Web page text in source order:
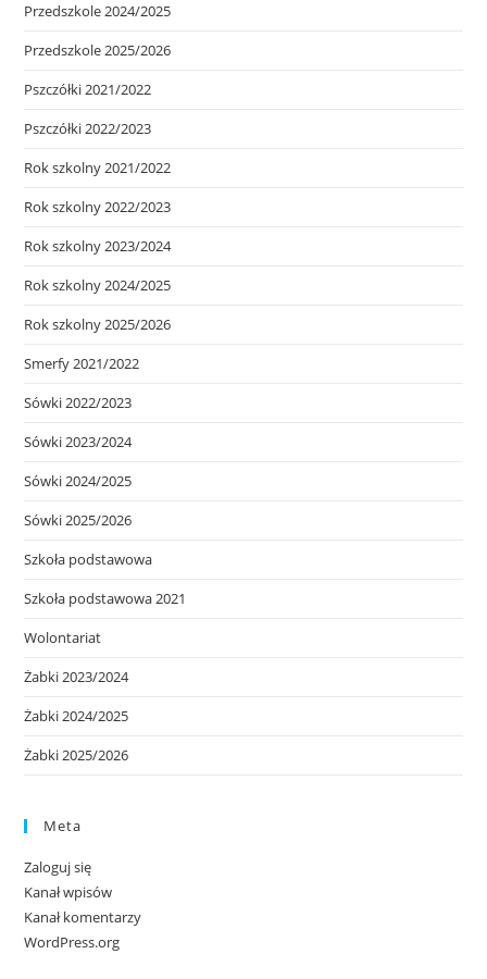
Przedszkole 2024/2025
Przedszkole 2025/2026
Pszczółki 2021/2022
Pszczółki 2022/2023
Rok szkolny 2021/2022
Rok szkolny 2022/2023
Rok szkolny 2023/2024
Rok szkolny 2024/2025
Rok szkolny 2025/2026
Smerfy 2021/2022
Sówki 2022/2023
Sówki 2023/2024
Sówki 2024/2025
Sówki 2025/2026
Szkoła podstawowa
Szkoła podstawowa 2021
Wolontariat
Żabki 2023/2024
Żabki 2024/2025
Żabki 2025/2026
Meta
Zaloguj się
Kanał wpisów
Kanał komentarzy
WordPress.org